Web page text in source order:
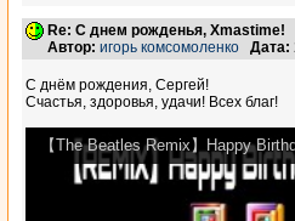
Re: С днем рожденья, Xmastime!
Автор: игорь комсомоленко Дата:
С днём рождения, Сергей!
Счастья, здоровья, удачи! Всех благ!
【The Beatles Remix】Happy